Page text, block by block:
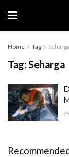
Home Tag Seharga
Tag:Seharga